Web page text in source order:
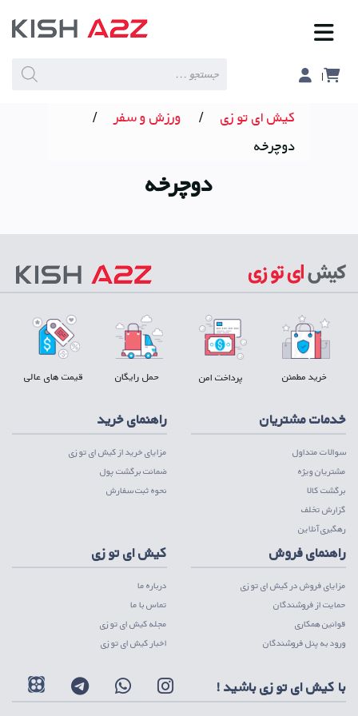
search
کیش ای تو زی / ورزش و سفر
/
دوچرخه
دوچرخه
خرید مطمئن پرداخت امن حمل رایگان قیمت های عالی
خدمات مشتریان
سوالات متداول
مشتریان ویژه
برگشت کالا
گزارش تخلف
رهگیری آنلاین
راهنمای خرید
مزایای خرید از کیش ای تو زی
ضمانت برگشت پول
نحوه ثبت سفارش
راهنمای فروش
مزایای فروش در کیش ای تو زی
حمایت از فروشندگان
قوانین همکاری
ورود به پنل فروشندگان
کیش ای تو زی
درباره ما
تماس با ما
مجله کیش ای تو زی
اخبار کیش ای تو زی
با کیش ای تو زی باشید !